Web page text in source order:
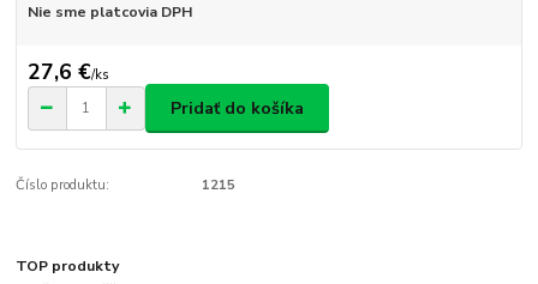
Nie sme platcovia DPH
27,6 €/ks
Pridať do košíka
Číslo produktu: 1215
TOP produkty